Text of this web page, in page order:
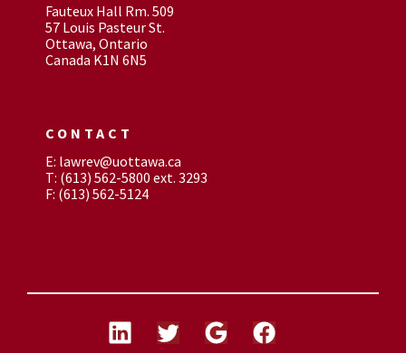
Fauteux Hall Rm. 509
57 Louis Pasteur St.
Ottawa, Ontario
Canada K1N 6N5
CONTACT
E: lawrev@uottawa.ca
T: (613) 562-5800 ext. 3293
F: (613) 562-5124